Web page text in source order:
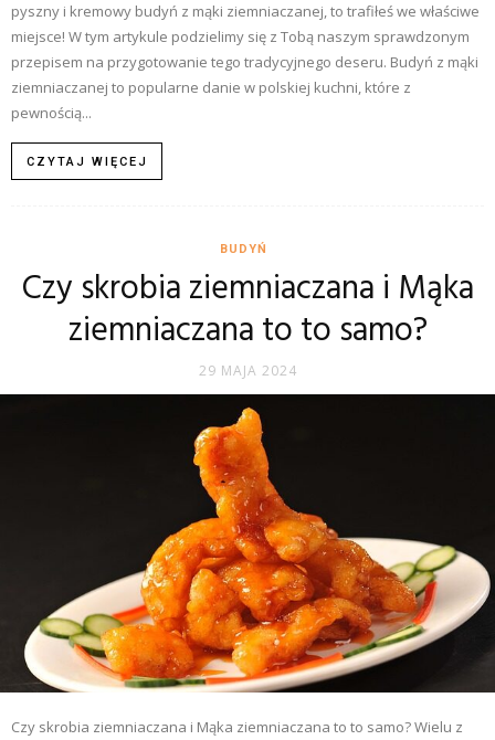
pyszny i kremowy budyń z mąki ziemniaczanej, to trafiłeś we właściwe
miejsce! W tym artykule podzielimy się z Tobą naszym sprawdzonym
przepisem na przygotowanie tego tradycyjnego deseru. Budyń z mąki
ziemniaczanej to popularne danie w polskiej kuchni, które z
pewnością...
CZYTAJ WIĘCEJ
BUDYŃ
Czy skrobia ziemniaczana i Mąka
ziemniaczana to to samo?
29 MAJA 2024
Czy skrobia ziemniaczana i Mąka ziemniaczana to to samo? Wielu z